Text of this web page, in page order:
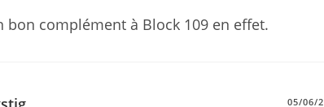
bon complément à Block 109 en effet.
05/06/